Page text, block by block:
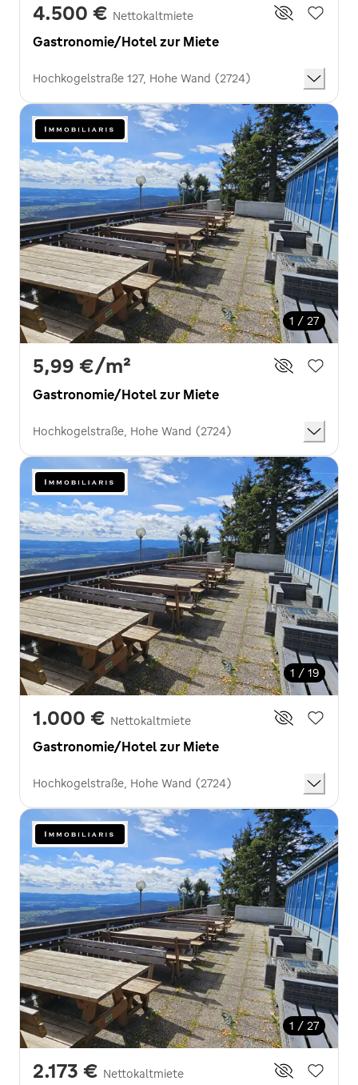
4.500 € Nettokaltmiete
Gastronomie/Hotel zur Miete
Hochkogelstraße 127, Hohe Wand (2724)
1 / 27
5,99 €/m²
Gastronomie/Hotel zur Miete
Hochkogelstraße, Hohe Wand (2724)
1 / 19
1.000 € Nettokaltmiete
Gastronomie/Hotel zur Miete
Hochkogelstraße, Hohe Wand (2724)
1 / 27
2.173 € Nettokaltmiete